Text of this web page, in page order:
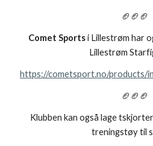
🏈🏈🏈
Comet Sportsi Lillestrøm har
Lillestrøm
https://cometsport.no/products/
🏈🏈🏈
Klubben kan også lage
treningstøy til